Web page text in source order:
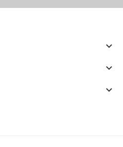
keyboard_arrow_down
keyboard_arrow_down
keyboard_arrow_down